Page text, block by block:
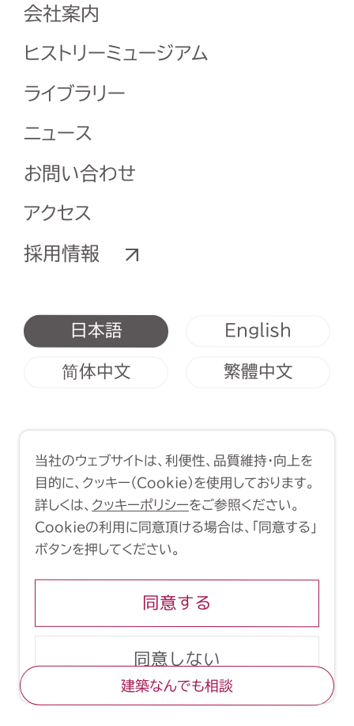
建築なんでも相談
会社案内
ヒストリーミュージアム
ライブラリー
ニュース
お問い合わせ
アクセス
採用情報
日本語 English
简体中文 繁體中文
Copyright (C) 1998-2026 Yasui
Architects & Engineers, Inc.
当社のウェブサイトは、利便性、品質維持・向上を
目的に、クッキー（Cookie）を使用しております。
詳しくは、 クッキーポリシーをご参照ください。
Cookieの利用に同意頂ける場合は、「同意する」
ボタンを押してください。
同意する
同意しない